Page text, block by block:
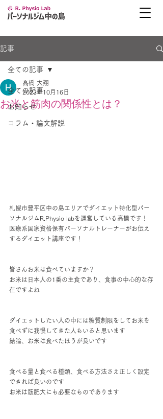
記事
全ての記事
お知らせ
コラム・論文解説
全ての記事
お米と筋肉の関係性とは？
髙橋 大翔
2023年10月16日
札幌市豊平区中の島エリアでダイエット特化型パー
ソナルジムR.Physio labを運営している高橋です！
医療系国家資格保有パーソナルトレーナーがお伝え
するダイエット講座です！
皆さんお米は食べていますか？
お米は日本人の1番の主食であり、食事の中心的な存
在ですよね
ダイエットしたい人の中には糖質制限をしてお米を
食べずに我慢してきた人もいると思います
結論、お米は食べたほうが良いです
食べる量と食べる種類、食べる方法さえ正しく設定
できれば良いのです
お米は筋肥大にも必要なものであります